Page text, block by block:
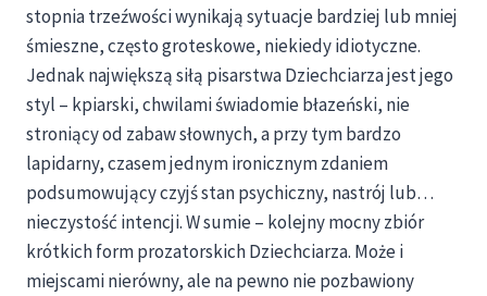
stopnia trzeźwości wynikają sytuacje bardziej lub mniej
śmieszne, często groteskowe, niekiedy idiotyczne.
Jednak największą siłą pisarstwa Dziechciarza jest jego
styl – kpiarski, chwilami świadomie błazeński, nie
stroniący od zabaw słownych, a przy tym bardzo
lapidarny, czasem jednym ironicznym zdaniem
podsumowujący czyjś stan psychiczny, nastrój lub…
nieczystość intencji. W sumie – kolejny mocny zbiór
krótkich form prozatorskich Dziechciarza. Może i
miejscami nierówny, ale na pewno nie pozbawiony